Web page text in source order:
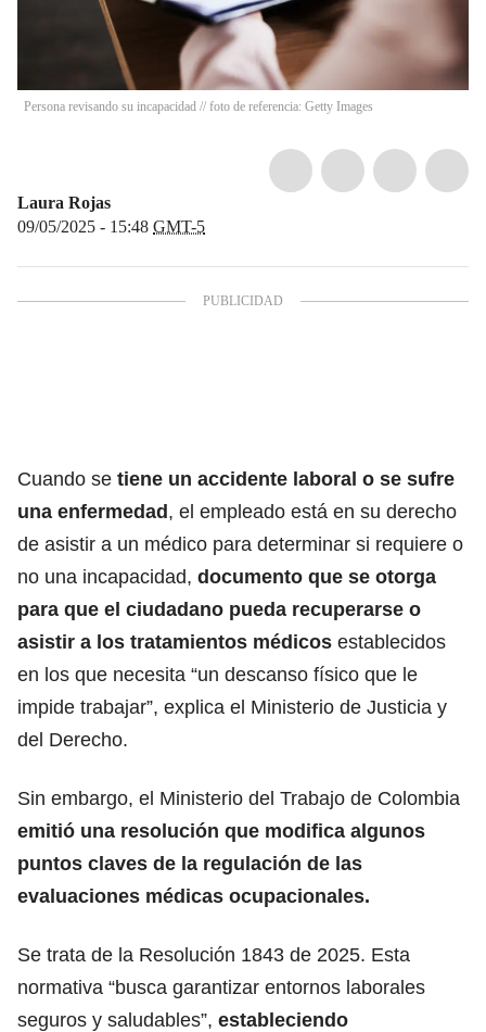
Persona revisando su incapacidad // foto de referencia: Getty Images
Laura Rojas
09/05/2025 - 15:48 GMT-5
Cuando se tiene un accidente laboral o se sufre
una enfermedad, el empleado está en su derecho
de asistir a un médico para determinar si requiere o
no una incapacidad, documento que se otorga
para que el ciudadano pueda recuperarse o
asistir a los tratamientos médicos establecidos
en los que necesita “un descanso físico que le
impide trabajar”, explica el Ministerio de Justicia y
del Derecho.
Sin embargo, el Ministerio del Trabajo de Colombia
emitió una resolución que modifica algunos
puntos claves de la regulación de las
evaluaciones médicas ocupacionales.
Se trata de la Resolución 1843 de 2025. Esta
normativa “busca garantizar entornos laborales
seguros y saludables”, estableciendo